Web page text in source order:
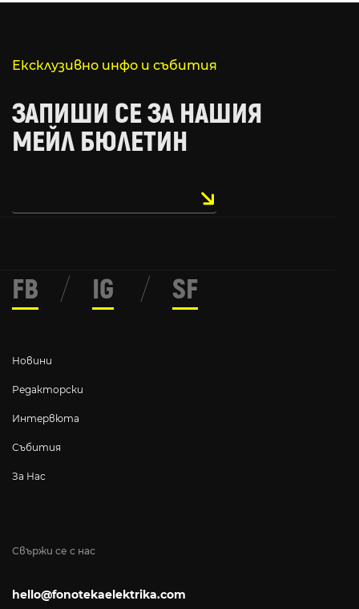
Ексклузивно инфо и събития
ЗАПИШИ СЕ ЗА НАШИЯ
МЕЙЛ БЮЛЕТИН
Свържи се с нас
hello@fonotekaelektrika.com
Новини
Редакторски
Интервюта
Събития
За Нас
FB / IG / SF